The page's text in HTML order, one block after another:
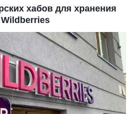
хабов для хранения
Wildberries